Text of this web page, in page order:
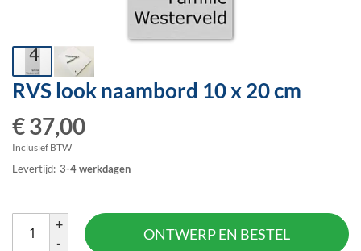
Ga
naar
het
begin
van
de
RVS look naambord 10 x 20 cm
€ 37,00
Inclusief BTW
Levertijd: 3-4 werkdagen
+
-
ONTWERP EN BESTEL